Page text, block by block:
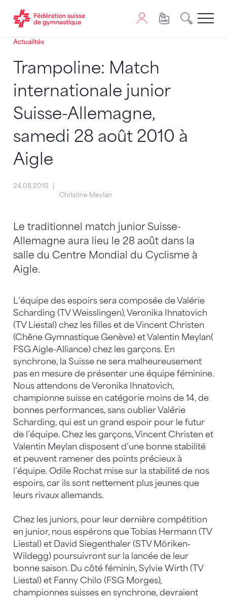
Passer au contenu
Naviguer vers le plan du siten
JavaScript est nécessaire pour naviguer sur ce site.
Actualités
Trampoline: Match
internationale junior
Suisse-Allemagne,
samedi 28 août 2010 à
Aigle
24.08.2010
Christine Meylan
Le traditionnel match junior Suisse-
Allemagne aura lieu le 28 août dans la
salle du Centre Mondial du Cyclisme à
Aigle.
L’équipe des espoirs sera composée de Valérie
Scharding (TV Weisslingen), Veronika Ihnatovich
(TV Liestal) chez les filles et de Vincent Christen
(Chêne Gymnastique Genève) et Valentin Meylan(
FSG Aigle-Alliance) chez les garçons. En
synchrone, la Suisse ne sera malheureusement
pas en mesure de présenter une équipe féminine.
Nous attendons de Veronika Ihnatovich,
championne suisse en catégorie moins de 14, de
bonnes performances, sans oublier Valérie
Scharding, qui est un grand espoir pour le futur
de l’équipe. Chez les garçons, Vincent Christen et
Valentin Meylan disposent d’une bonne stabilité
et peuvent ramener des points précieux à
l’équipe. Odile Rochat mise sur la stabilité de nos
espoirs, car ils sont nettement plus jeunes que
leurs rivaux allemands.
Chez les juniors, pour leur dernière compétition
en junior, nous espérons que Tobias Hermann (TV
Liestal) et David Siegenthaler (STV Möriken-
Wildegg) poursuivront sur la lancée de leur
bonne saison. Du côté féminin, Sylvie Wirth (TV
Liestal) et Fanny Chilo (FSG Morges),
championnes suisses en synchrone, devraient